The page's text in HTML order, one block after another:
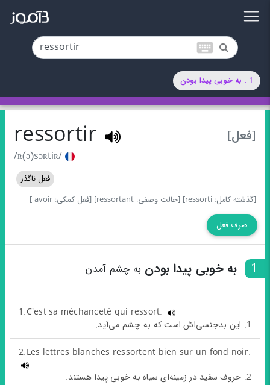
keyboard
1 . به خوبی پیدا بودن
[فعل] ressortir
/ʀ(ə)sɔʀtiʀ/
فعل ناگذر
[گذشته کامل: ressorti]
[حالت وصفی: ressortant] [فعل کمکی: avoir ]
صرف فعل
1 به خوبی پیدا بودن به چشم آمدن
1.C'est sa méchanceté qui ressort.
1. این بدجنسی‌اش است که به چشم می‌آید.
2.Les lettres blanches ressortent bien sur un fond noir.
2. حروف سفید در زمینه‌ای سیاه به خوبی پیدا هستند.